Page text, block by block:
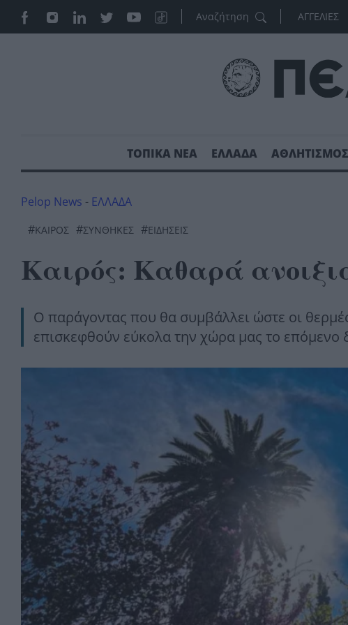
ΑΓΓΕΛΙΕΣ
ΤΟΠΙΚΑ ΝΕΑ ΕΛΛΑΔΑ ΑΘΛΗΤΙΣΜΟΣ
Pelop News - ΕΛΛΑΔΑ
#ΚΑΙΡΌΣ #ΣΥΝΘΉΚΕΣ #ΕΙΔΗΣΕΙΣ
Καιρός: Καθαρά
Ο παράγοντας που θα συμβάλλει ώστε οι
επισκεφθούν εύκολα την χώρα μας το επόμενο